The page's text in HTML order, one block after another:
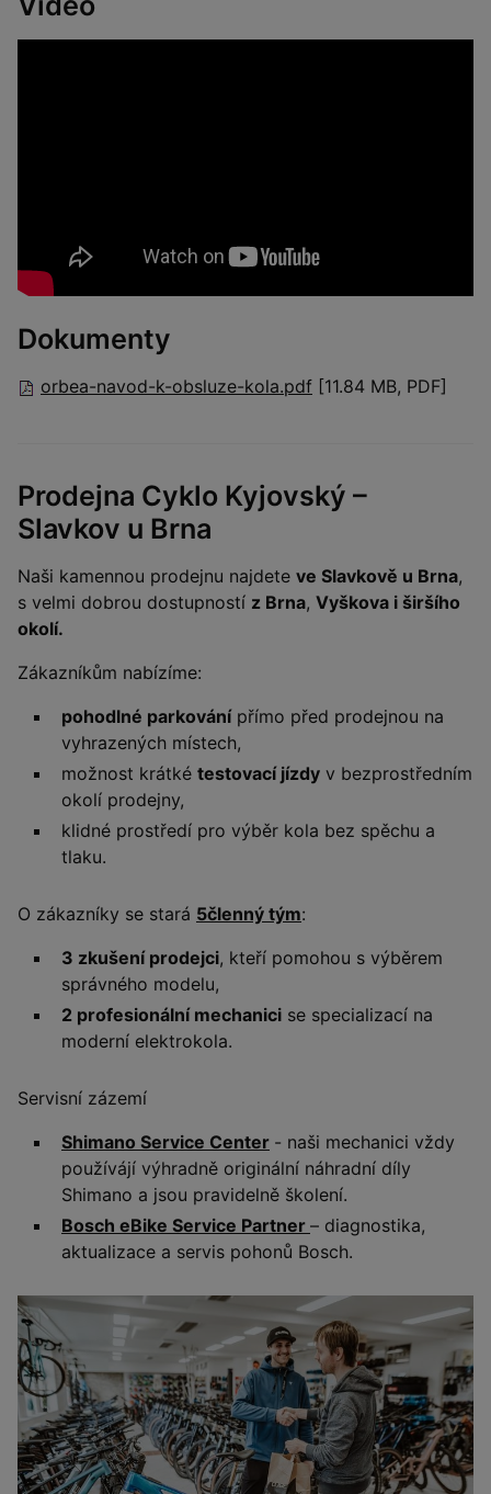
Dokumenty
orbea-navod-k-obsluze-kola.pdf [11.84 MB, PDF]
Prodejna Cyklo Kyjovský –
Slavkov u Brna
Naši kamennou prodejnu najdete ve Slavkově u Brna,
s velmi dobrou dostupností z Brna, Vyškova i širšího
okolí.
Zákazníkům nabízíme:
pohodlné parkovánípřímo před prodejnou na
vyhrazených místech,
možnost krátké testovací jízdy v bezprostředním
okolí prodejny,
klidné prostředí pro výběr kola bez spěchu a
tlaku.
O zákazníky se stará 5členný tým:
3 zkušení prodejci, kteří pomohou s výběrem
správného modelu,
2 profesionální mechanici se specializací na
moderní elektrokola.
Servisní zázemí
Shimano Service Center - naši mechanici vždy
používájí výhradně originální náhradní díly
Shimano a jsou pravidelně školení.
Bosch eBike Service Partner – diagnostika,
aktualizace a servis pohonů Bosch.